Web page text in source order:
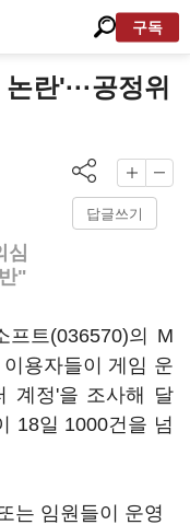
구독
란'···공정위
답글쓰기
심
"
프트(036570)의 M
용자들이 게임 운
계정'을 조사해 달
18일 1000건을 넘
는 임원들이 운영